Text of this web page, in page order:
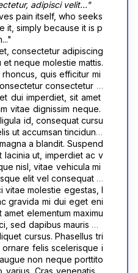
adipisci velit..."
pain itself, who seeks
it, simply because it is p
consectetur adipiscing
neque molestie mattis.
rhoncus, quis efficitur mi
consectetur m
molestie ultricies eleif
risus, ut sceleris
potenti. Vestibul
non congue lorem vene
nunc et maximus feugi
nunc convallis, ac max
habitasse platea dictum
lorem sit amet feugia
at venenatis placerat,
aliquam vestibulu
eu odio elementum ia
placerat justo nec
Sed congue purus ut
egestas.
dui imperdiet, sit amet
vitae dignissim neque.
id, consequat cursu
ut accumsan tincidunt,
cursus sem elit quis
vel maximus ipsum or
egestas eu volutpat eget
pulvinar consequa
ut tincidunt cursus, nisl
metus velit in dui. S
diam sed, viverra
mollis, elit eget dignissi
at congue lectus f
et sem luctus maxi
a blandit. Suspend
lacinia ut, imperdiet ac v
nisl, vitae vehicula mi
elit vel consequat m
quis turpis accumsa
at rhoncus sceleri
ultrices ex.
vitae molestie egestas, l
gravida mi dui eget eni
amet elementum maximu
sed dapibus mauris ma
et malesuada fames ac
Vestibulum varius co
sed commod
lacinia justo at eros ultri
cursus. Phasellus tri
felis scelerisque i
non neque porttito
Cras venenatis h